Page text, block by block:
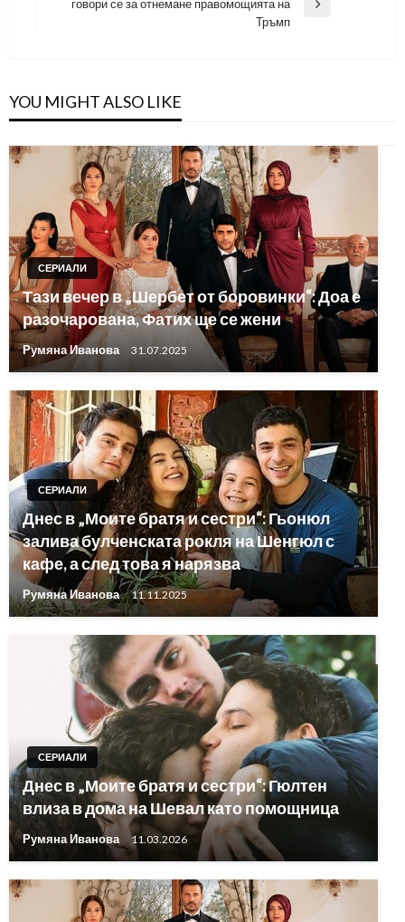
Next
говори се за отнемане правомощията на
Тръмп
YOU MIGHT ALSO LIKE
СЕРИАЛИ
Тази вечер в „Шербет от боровинки“: Доа е
разочарована, Фатих ще се жени
Румяна Иванова 31.07.2025
СЕРИАЛИ
Днес в „Моите братя и сестри“: Гьонюл
залива булченската рокля на Шенгюл с
кафе, а след това я нарязва
Румяна Иванова 11.11.2025
СЕРИАЛИ
Днес в „Моите братя и сестри“: Гюлтен
влиза в дома на Шевал като помощница
Румяна Иванова 11.03.2026